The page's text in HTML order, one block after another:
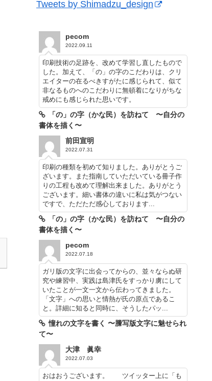
Tweets by Shimadzu_design
pecom
2022.09.11
印刷技術の足跡を、改めて学習し直したもので
した。加えて、「の」の字のこだわりは、クリ
エイターの在るべきすがたに感じられて、似て
非なるものへのこだわりに無頓着になりがちな
戒めにも感じられた思いです。
「の」の字（かな民）を訪ねて 〜自分の
書体を描く〜
前田宣明
2022.07.31
印刷の種類を初めて知りました。ありがとうご
ざいます。また指南していただいている冊子作
りの工程も改めて理解出来ました。ありがとう
ございます。細い書体の違いに私は気がつない
ですで、ただただ感心しております...
「の」の字（かな民）を訪ねて 〜自分の
書体を描く〜
pecom
2022.07.18
ガリ版の文字に出会ってからの、並々ならぬ研
究や練習中、実践は島津氏をすっかり虜にして
いたことが一文一文から伝わってきました。
「文字」への思いと情熱が氏の原点であるこ
と。詳細に知ると同時に、そうしたパッ...
憧れの文字を書く 〜謄写版文字に魅せられ
て〜
大津 眞幸
2022.07.03
おはおうございます。 ツイッター上に「も